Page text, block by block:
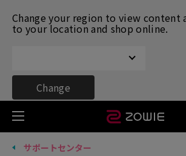
Change your region to view content
to your location and shop online.
Change
サポートセンター